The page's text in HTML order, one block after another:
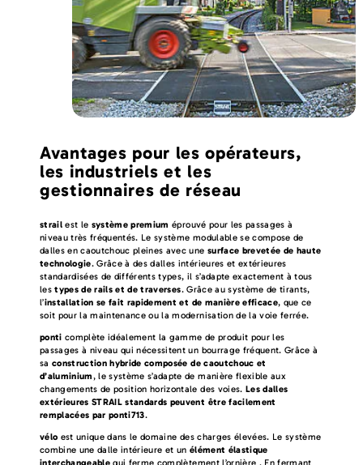
Avantages pour les opérateurs,
les industriels et les
gestionnaires de réseau
strailest le système premiuméprouvé pour les passages à
niveau très fréquentés. Le système modulable se compose de
dalles en caoutchouc pleines avec une surface brevetée de haute
technologie. Grâce à des dalles intérieures et extérieures
standardisées de différents types, il s’adapte exactement à tous
lestypes de rails et de traverses. Grâce au système de tirants,
l’installation se fait rapidement et de manière efficace, que ce
soit pour la maintenance ou la modernisation de la voie ferrée.
ponti complète idéalement la gamme de produit pour les
passages à niveau qui nécessitent un bourrage fréquent. Grâce à
sa construction hybride composée de caoutchouc et
d’aluminium, le système s’adapte de manière flexible aux
changements de position horizontale des voies. Les dalles
extérieures STRAIL standards peuvent être facilement
remplacées par ponti713.
vélo est unique dans le domaine des charges élevées. Le système
combine une dalle intérieure et un élément élastique